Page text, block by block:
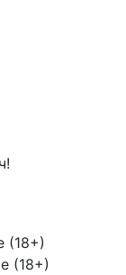
(18+)
(18+)